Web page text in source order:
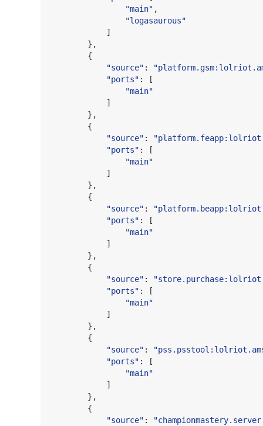
"main" ,
"logasaurous"
            ]
        },
        {
"source" : "
"ports" : [
"main"
            ]
        },
        {
"source" : "
"ports" : [
"main"
            ]
        },
        {
"source" : "
"ports" : [
"main"
            ]
        },
        {
"source" : "
"ports" : [
"main"
            ]
        },
        {
"source" : "
"ports" : [
"main"
            ]
        },
        {
"source" : "